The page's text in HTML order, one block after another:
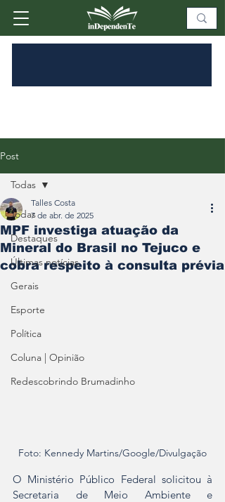
Post
Todas
Destaques
Últimas notícias
Gerais
Esporte
Política
Coluna | Opinião
Redescobrindo Brumadinho
Todas
MPF investiga atuação da
Mineral do Brasil no Tejuco e
cobra respeito à consulta prévia
Talles Costa
7 de abr. de 2025
Foto: Kennedy Martins/Google/Divulgação
O Ministério Público Federal solicitou à
Secretaria de Meio Ambiente e